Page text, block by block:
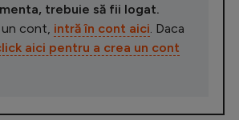
trebuie să fii logat.
cont, intră în cont aici . Daca
aici pentru a crea un cont